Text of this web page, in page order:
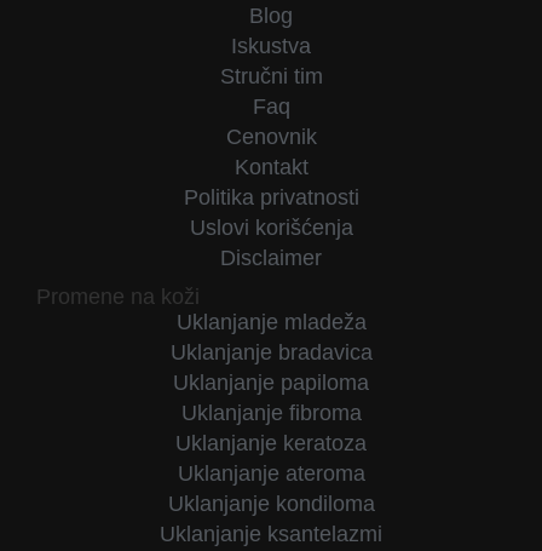
Blog
Iskustva
Stručni tim
Faq
Cenovnik
Kontakt
Politika privatnosti
Uslovi korišćenja
Disclaimer
Promene na koži
Uklanjanje mladeža
Uklanjanje bradavica
Uklanjanje papiloma
Uklanjanje fibroma
Uklanjanje keratoza
Uklanjanje ateroma
Uklanjanje kondiloma
Uklanjanje ksantelazmi